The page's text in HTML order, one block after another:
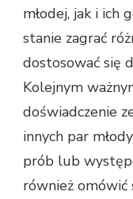
młodej, jak i ich
stanie zagrać
dostosować się
Kolejnym
doświadczenie
innych par
prób lub
również omówić